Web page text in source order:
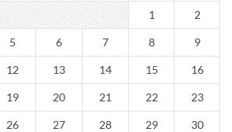
1 2
5 6 7 8 9
12 13 14 15 16
19 20 21 22 23
26 27 28 29 30